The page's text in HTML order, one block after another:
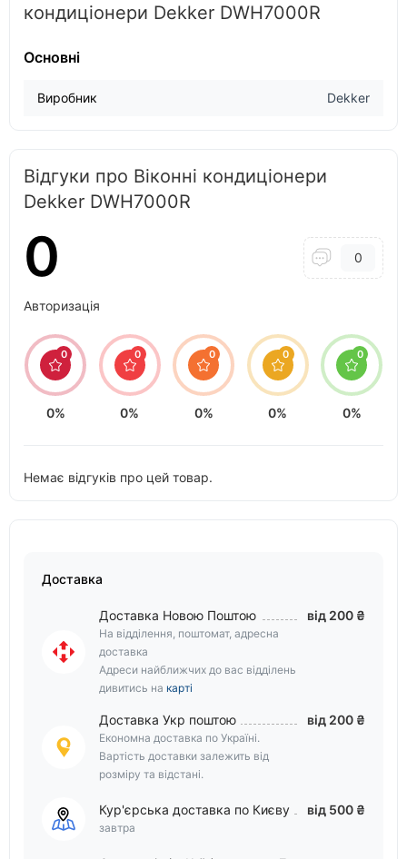
кондиціонери Dekker DWH7000R
Основні
Виробник Dekker
Відгуки про Віконні кондиціонери
Dekker DWH7000R
0 0
Авторизація
0
0%
0
0%
0
0%
0
0%
0
0%
Немає відгуків про цей товар.
Доставка
Доставка Новою Поштою
На відділення, поштомат, адресна
доставка
Адреси найближчих до вас відділень
дивитись на карті
від 200 ₴
Доставка Укр поштою
Економна доставка по Україні.
Вартість доставки залежить від
розміру та відстані.
від 200 ₴
Кур'єрська доставка по Києву
завтра
від 500 ₴